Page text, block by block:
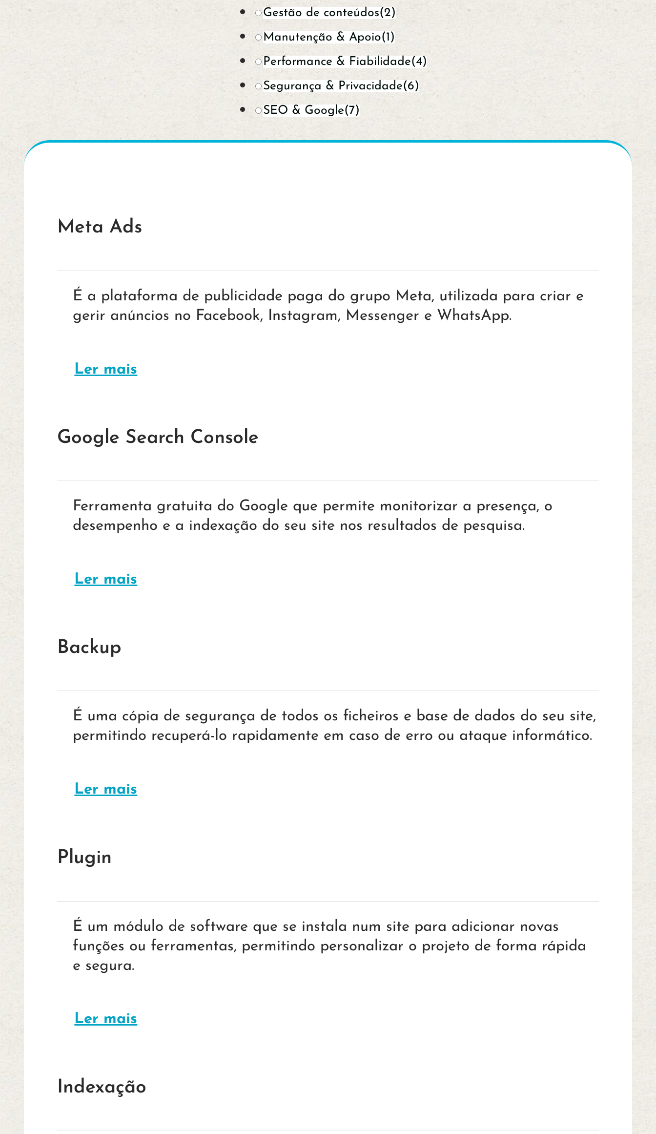
Gestão de conteúdos(2)
Manutenção & Apoio(1)
Performance & Fiabilidade(4)
Segurança & Privacidade(6)
SEO & Google(7)
Meta Ads
É a plataforma de publicidade paga do grupo Meta, utilizada para criar e
gerir anúncios no Facebook, Instagram, Messenger e WhatsApp.
Ler mais
Google Search Console
Ferramenta gratuita do Google que permite monitorizar a presença, o
desempenho e a indexação do seu site nos resultados de pesquisa.
Ler mais
Backup
É uma cópia de segurança de todos os ficheiros e base de dados do seu site,
permitindo recuperá-lo rapidamente em caso de erro ou ataque informático.
Ler mais
Plugin
É um módulo de software que se instala num site para adicionar novas
funções ou ferramentas, permitindo personalizar o projeto de forma rápida
e segura.
Ler mais
Indexação